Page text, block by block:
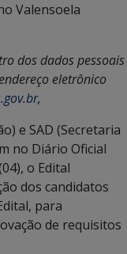
Valensoela
dos dados pessoais
eletrônico
,
e SAD (Secretaria
no Diário Oficial
o Edital
dos candidatos
para
de requisitos